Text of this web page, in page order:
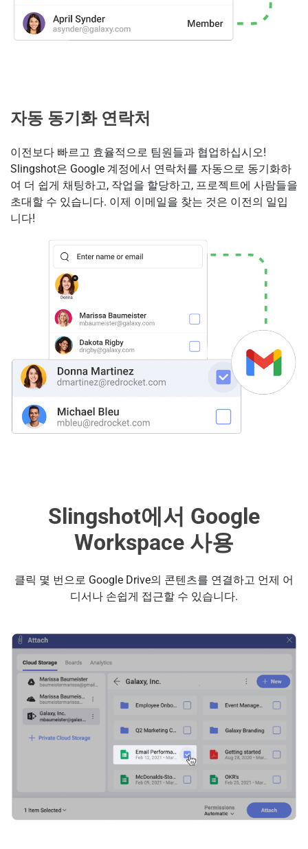
자동 동기화 연락처
이전보다 빠르고 효율적으로 팀원들과 협업하십시오!
Slingshot은 Google 계정에서 연락처를 자동으로 동기화하
여 더 쉽게 채팅하고, 작업을 할당하고, 프로젝트에 사람들을
초대할 수 있습니다. 이제 이메일을 찾는 것은 이전의 일입
니다!
Slingshot에서 Google
Workspace 사용
클릭 몇 번으로 Google Drive의 콘텐츠를 연결하고 언제 어
디서나 손쉽게 접근할 수 있습니다.